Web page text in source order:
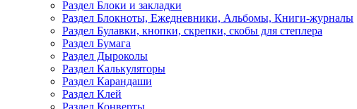
Раздел Блоки и закладки
Раздел Блокноты, Ежедневники, Альбомы, Книги-журналы
Раздел Булавки, кнопки, скрепки, скобы для степлера
Раздел Бумага
Раздел Дыроколы
Раздел Калькуляторы
Раздел Карандаши
Раздел Клей
Раздел Конверты